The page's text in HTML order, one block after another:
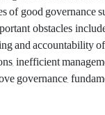
of good governance
obstacles
and accountability
inefficient
governance,